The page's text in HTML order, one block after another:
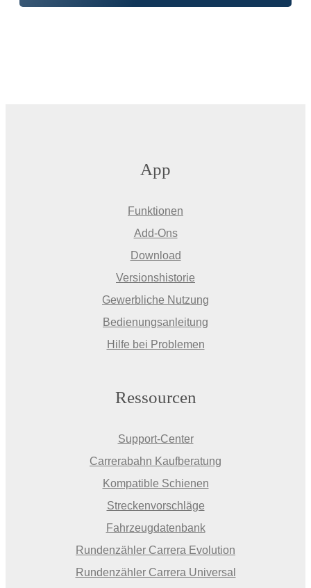
App
Funktionen
Add-Ons
Download
Versionshistorie
Gewerbliche Nutzung
Bedienungsanleitung
Hilfe bei Problemen
Ressourcen
Support-Center
Carrerabahn Kaufberatung
Kompatible Schienen
Streckenvorschläge
Fahrzeugdatenbank
Rundenzähler Carrera Evolution
Rundenzähler Carrera Universal